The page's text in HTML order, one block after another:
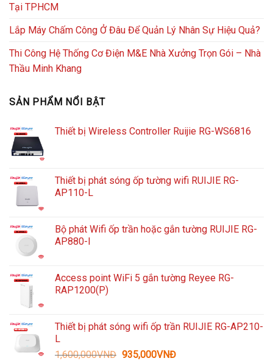
Tại TPHCM
Lắp Máy Chấm Công Ở Đâu Để Quản Lý Nhân Sự Hiệu Quả?
Thi Công Hệ Thống Cơ Điện M&E Nhà Xưởng Trọn Gói – Nhà
Thầu Minh Khang
SẢN PHẨM NỔI BẬT
Thiết bị Wireless Controller Ruijie RG-WS6816
Thiết bị phát sóng ốp tường wifi RUIJIE RG-
AP110-L
Bộ phát Wifi ốp trần hoặc gắn tường RUIJIE RG-
AP880-I
Access point WiFi 5 gắn tường Reyee RG-
RAP1200(P)
Thiết bị phát sóng wifi ốp trần RUIJIE RG-AP210-
L
1,600,000VNĐ Giá
935,000VNĐGiá